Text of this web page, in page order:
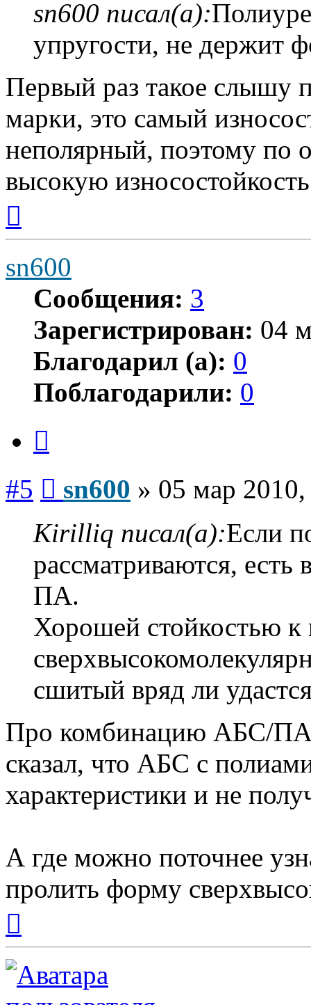
sn600 писал(а):
упругости, не держит
Первый раз такое слышу
марки, это самый
неполярный, поэтому по
высокую
началу
sn600
Сообщения: 3
Зарегистрирован: 04
Благодарил (а): 0
Поблагодарили: 0
#5 sn600 » 05 мар
Kirilliq писал(а):Если
рассматриваются,
ПА.
Хорошей стойкостью к
сшитый вряд ли
Про комбинацию АБС/ПА
сказал, что АБС с
характеристики и не
А где можно поточнее
пролить форму
началу